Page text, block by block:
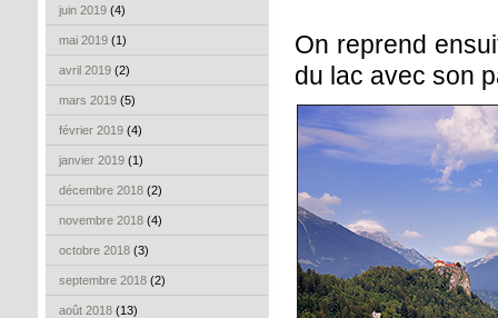
juin 2019 (4)
mai 2019 (1)
avril 2019 (2)
mars 2019 (5)
février 2019 (4)
janvier 2019 (1)
décembre 2018 (2)
novembre 2018 (4)
octobre 2018 (3)
septembre 2018 (2)
août 2018 (13)
On reprend
du lac avec son